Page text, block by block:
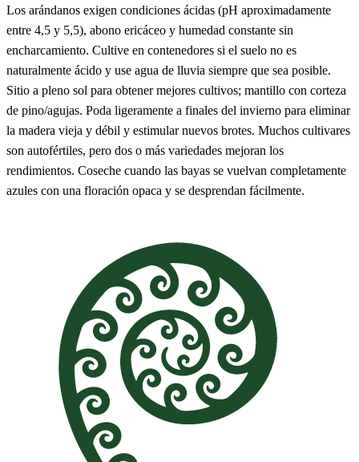
Los arándanos exigen condiciones ácidas (pH aproximadamente
entre 4,5 y 5,5), abono ericáceo y humedad constante sin
encharcamiento. Cultive en contenedores si el suelo no es
naturalmente ácido y use agua de lluvia siempre que sea posible.
Sitio a pleno sol para obtener mejores cultivos; mantillo con corteza
de pino/agujas. Poda ligeramente a finales del invierno para eliminar
la madera vieja y débil y estimular nuevos brotes. Muchos cultivares
son autofértiles, pero dos o más variedades mejoran los
rendimientos. Coseche cuando las bayas se vuelvan completamente
azules con una floración opaca y se desprendan fácilmente.